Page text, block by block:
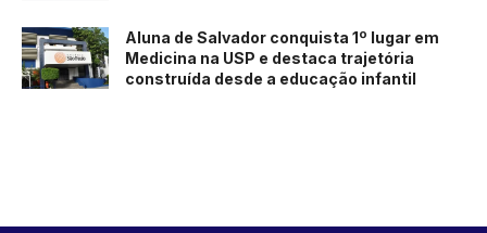
Aluna de Salvador conquista 1º lugar em
Medicina na USP e destaca trajetória
construída desde a educação infantil